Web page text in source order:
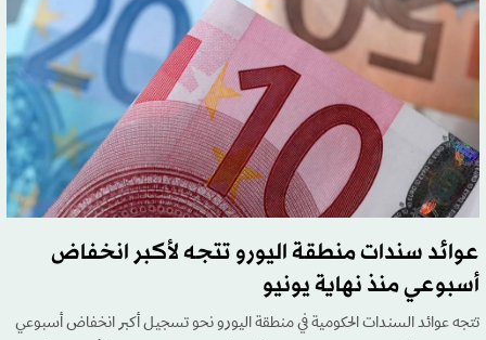
عوائد سندات منطقة اليورو تتجه لأكبر انخفاض
أسبوعي منذ نهاية يونيو
تتجه عوائد السندات الحكومية في منطقة اليورو نحو تسجيل أكبر انخفاض أسبوعي